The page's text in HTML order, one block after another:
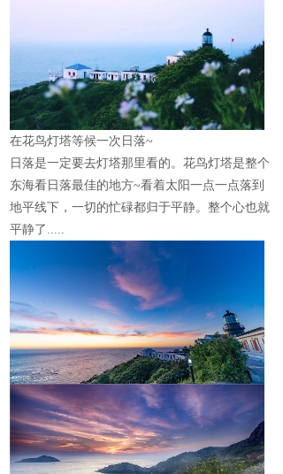
在花鸟灯塔等候一次日落~
日落是一定要去灯塔那里看的。花鸟灯塔是整个
东海看日落最佳的地方~看着太阳一点一点落到
地平线下，一切的忙碌都归于平静。整个心也就
平静了 .....